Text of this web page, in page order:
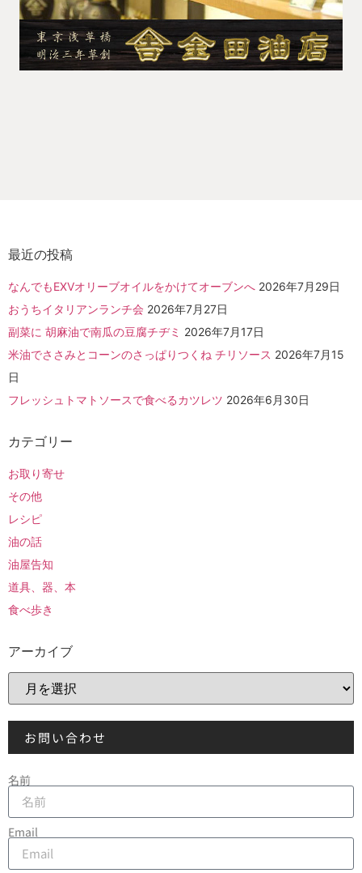
最近の投稿
なんでもEXVオリーブオイルをかけてオーブンへ 2026年7月29日
おうちイタリアンランチ会 2026年7月27日
副菜に 胡麻油で南瓜の豆腐チヂミ 2026年7月17日
米油でささみとコーンのさっぱりつくね チリソース 2026年7月15
日
フレッシュトマトソースで食べるカツレツ 2026年6月30日
カテゴリー
お取り寄せ
その他
レシピ
油の話
油屋告知
道具、器、本
食べ歩き
アーカイブ
お問い合わせ
名前
Email